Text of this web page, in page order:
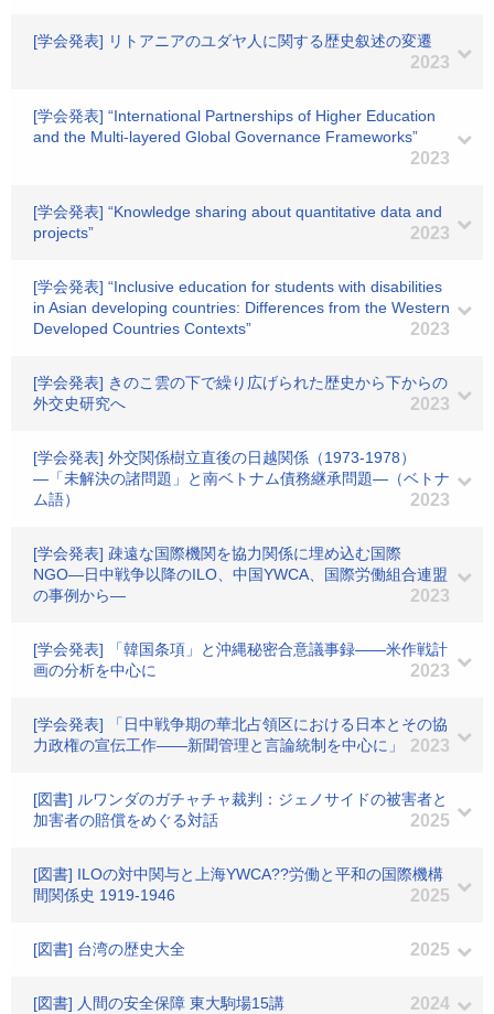
[学会発表] リトアニアのユダヤ人に関する歴史叙述の変遷
2023
[学会発表] “International Partnerships of Higher Education
and the Multi-layered Global Governance Frameworks”
2023
[学会発表] “Knowledge sharing about quantitative data and
projects”
2023
[学会発表] “Inclusive education for students with disabilities
in Asian developing countries: Differences from the Western
Developed Countries Contexts”
2023
[学会発表] きのこ雲の下で繰り広げられた歴史から下からの
外交史研究へ
2023
[学会発表] 外交関係樹立直後の日越関係（1973-1978）
―「未解決の諸問題」と南ベトナム債務継承問題―（ベトナ
ム語）
2023
[学会発表] 疎遠な国際機関を協力関係に埋め込む国際
NGO―日中戦争以降のILO、中国YWCA、国際労働組合連盟
の事例から―
2023
[学会発表] 「韓国条項」と沖縄秘密合意議事録――米作戦計
画の分析を中心に
2023
[学会発表] 「日中戦争期の華北占領区における日本とその協
力政権の宣伝工作――新聞管理と言論統制を中心に」
2023
[図書] ルワンダのガチャチャ裁判：ジェノサイドの被害者と
加害者の賠償をめぐる対話
2025
[図書] ILOの対中関与と上海YWCA??労働と平和の国際機構
間関係史 1919-1946
2025
[図書] 台湾の歴史大全 2025
[図書] 人間の安全保障 東大駒場15講 2024